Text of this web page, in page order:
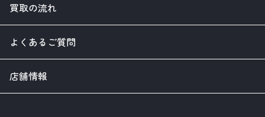
買取の流れ
よくあるご質問
店舗情報